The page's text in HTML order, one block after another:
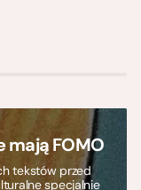
mają FOMO
tekstów przed
specjalnie